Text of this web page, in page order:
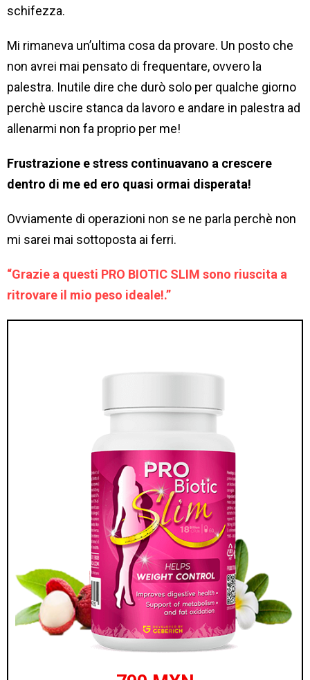
schifezza.
Mi rimaneva un’ultima cosa da provare. Un posto che
non avrei mai pensato di frequentare, ovvero la
palestra. Inutile dire che durò solo per qualche giorno
perchè uscire stanca da lavoro e andare in palestra ad
allenarmi non fa proprio per me!
Frustrazione e stress continuavano a crescere
dentro di me ed ero quasi ormai disperata!
Ovviamente di operazioni non se ne parla perchè non
mi sarei mai sottoposta ai ferri.
“Grazie a questi PRO BIOTIC SLIM sono riuscita a
ritrovare il mio peso ideale!.”